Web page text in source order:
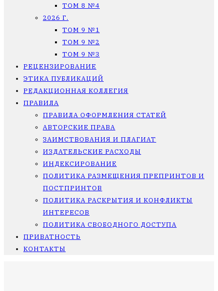
ТОМ 8 №4
2026 Г.
ТОМ 9 №1
ТОМ 9 №2
ТОМ 9 №3
РЕЦЕНЗИРОВАНИЕ
ЭТИКА ПУБЛИКАЦИЙ
РЕДАКЦИОННАЯ КОЛЛЕГИЯ
ПРАВИЛА
ПРАВИЛА ОФОРМЛЕНИЯ СТАТЕЙ
АВТОРСКИЕ ПРАВА
ЗАИМСТВОВАНИЯ И ПЛАГИАТ
ИЗДАТЕЛЬСКИЕ РАСХОДЫ
ИНДЕКСИРОВАНИЕ
ПОЛИТИКА РАЗМЕЩЕНИЯ ПРЕПРИНТОВ И
ПОСТПРИНТОВ
ПОЛИТИКА РАСКРЫТИЯ И КОНФЛИКТЫ
ИНТЕРЕСОВ
ПОЛИТИКА СВОБОДНОГО ДОСТУПА
ПРИВАТНОСТЬ
КОНТАКТЫ